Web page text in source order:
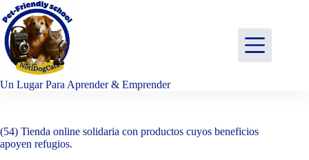
Saltar
al
contenido
Un Lugar Para Aprender & Emprender
(54) Tienda online solidaria con productos cuyos beneficios
apoyen refugios.